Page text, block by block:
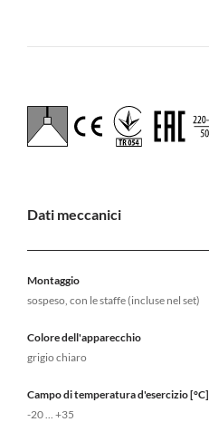
Dati meccanici
Montaggio
sospeso, con le staffe (incluse nel set)
Colore dell'apparecchio
grigio chiaro
Campo di temperatura d'esercizio [°C]
-20 ... +35